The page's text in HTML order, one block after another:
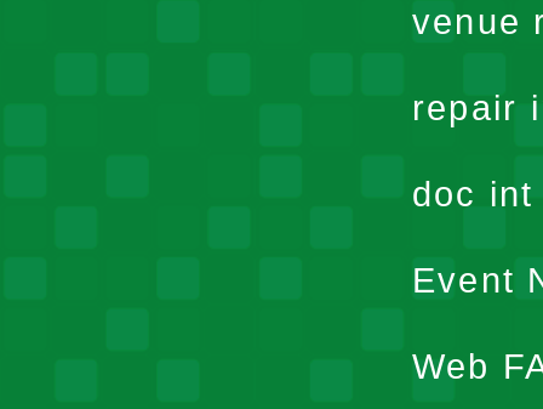
venue
repair
doc
Event
Web